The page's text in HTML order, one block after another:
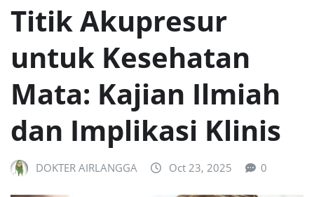
Titik Akupresur
untuk Kesehatan
Mata: Kajian Ilmiah
dan Implikasi Klinis
DOKTER AIRLANGGA Oct 23, 2025 0